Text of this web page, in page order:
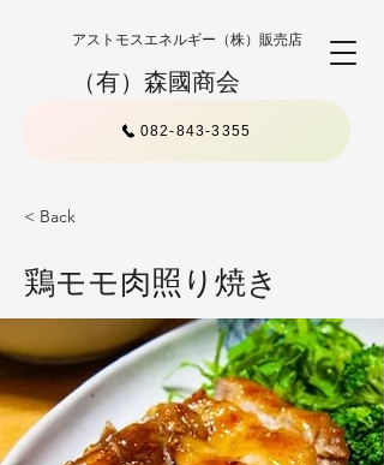
アストモスエネルギー（株）販売店
（有）森國商会
082-843-3355
< Back
鶏モモ肉照り焼き